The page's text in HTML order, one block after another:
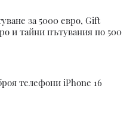
за 5000 евро, Gift
и тайни пътувания по 500
телефони iPhone 16